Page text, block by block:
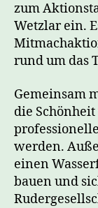
zum
Wetzlar ein.
rund um das
Gemeinsam
die
werden.
einen
bauen und